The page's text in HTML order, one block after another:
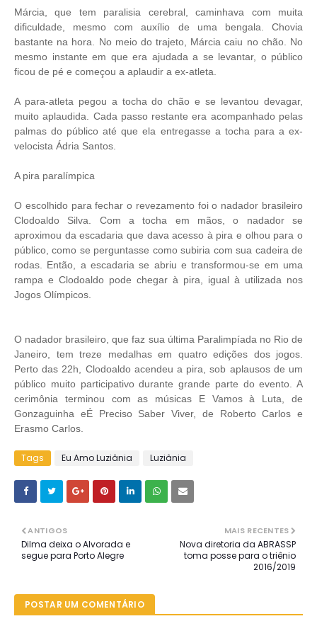
Márcia, que tem paralisia cerebral, caminhava com muita
dificuldade, mesmo com auxílio de uma bengala. Chovia
bastante na hora. No meio do trajeto, Márcia caiu no chão. No
mesmo instante em que era ajudada a se levantar, o público
ficou de pé e começou a aplaudir a ex-atleta.
A para-atleta pegou a tocha do chão e se levantou devagar,
muito aplaudida. Cada passo restante era acompanhado pelas
palmas do público até que ela entregasse a tocha para a ex-
velocista Ádria Santos.
A pira paralímpica
O escolhido para fechar o revezamento foi o nadador brasileiro
Clodoaldo Silva. Com a tocha em mãos, o nadador se
aproximou da escadaria que dava acesso à pira e olhou para o
público, como se perguntasse como subiria com sua cadeira de
rodas. Então, a escadaria se abriu e transformou-se em uma
rampa e Clodoaldo pode chegar à pira, igual à utilizada nos
Jogos Olímpicos.
O nadador brasileiro, que faz sua última Paralimpíada no Rio de
Janeiro, tem treze medalhas em quatro edições dos jogos.
Perto das 22h, Clodoaldo acendeu a pira, sob aplausos de um
público muito participativo durante grande parte do evento. A
cerimônia terminou com as músicas E Vamos à Luta, de
Gonzaguinha eÉ Preciso Saber Viver, de Roberto Carlos e
Erasmo Carlos.
Tags Eu Amo Luziânia Luziânia
MAIS RECENTES
Nova diretoria da ABRASSP
toma posse para o triênio
2016/2019
ANTIGOS
Dilma deixa o Alvorada e
segue para Porto Alegre
POSTAR UM COMENTÁRIO